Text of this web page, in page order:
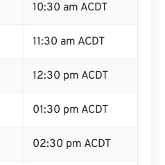
10:30 am ACDT
11:30 am ACDT
12:30 pm ACDT
01:30 pm ACDT
02:30 pm ACDT